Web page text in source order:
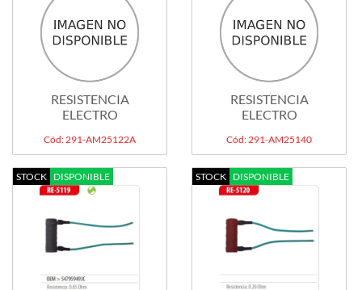
RESISTENCIA
ELECTRO
Cód: 291-AM25122A
RESISTENCIA
ELECTRO
Cód: 291-AM25140
STOCK DISPONIBLE STOCK DISPONIBLE